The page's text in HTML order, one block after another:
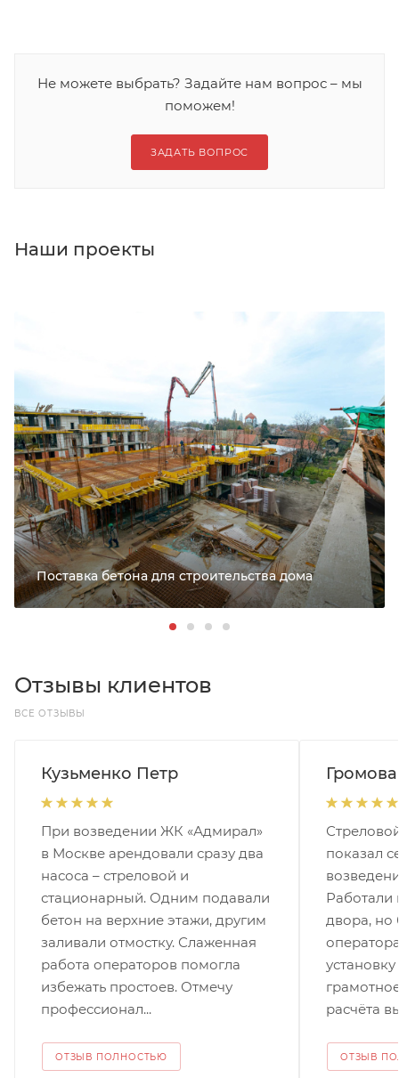
Не можете выбрать? Задайте нам вопрос – мы
поможем!
ЗАДАТЬ ВОПРОС
Наши проекты
Поставка бетона для строительства дома
Отзывы клиентов
ВСЕ ОТЗЫВЫ
Кузьменко Петр
При возведении ЖК «Адмирал»
в Москве арендовали сразу два
насоса – стреловой и
стационарный. Одним подавали
бетон на верхние этажи, другим
заливали отмостку. Слаженная
работа операторов помогла
избежать простоев. Отмечу
профессионал...
ОТЗЫВ ПОЛНОСТЬЮ
показал
Работали
двора, но
расчёта
ОТЗЫВ